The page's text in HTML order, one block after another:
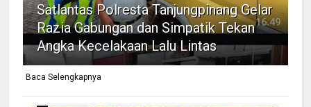
Satlantas Polresta Tanjungpinang Gelar
Razia Gabungan dan Simpatik Tekan
Angka Kecelakaan Lalu Lintas
Baca Selengkapnya